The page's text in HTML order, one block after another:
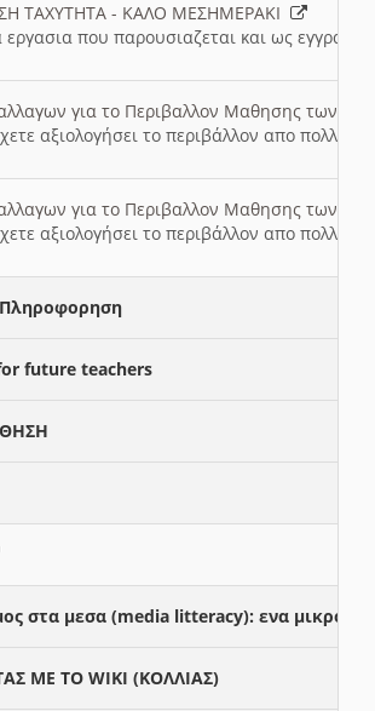
ΤΑΧΥΤΗΤΑ - ΚΑΛΟ ΜΕΣΗΜΕΡΑΚΙ
εργασια που παρουσιαζεται και ως
για το Περιβαλλον Μαθησης των
αξιολογήσει το περιβάλλον απο πολλές
για το Περιβαλλον Μαθησης των
αξιολογήσει το περιβάλλον απο πολλές
future teachers
στα μεσα (media litteracy): ενα μικρο
ΜΕ ΤΟ WIKI (ΚΟΛΛΙΑΣ)